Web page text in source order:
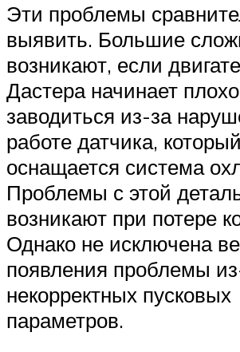
Эти проблемы
выявить. Большие
возникают, если
Дастера начинает плохо
заводиться из-за
работе датчика, который
оснащается система
Проблемы с этой
возникают при потере
Однако не исключена
появления проблемы
некорректных пусковых
параметров.